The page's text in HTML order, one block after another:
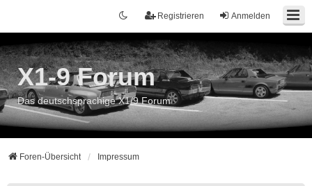
Anmelden
Registrieren
X1-9 Forum
Das deutschsprachige X1/9 Forum
Foren-Übersicht Impressum